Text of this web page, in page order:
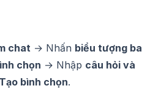
chat → Nhấn biểu tượng ba
chọn → Nhập câu hỏi và
Tạo bình chọn.